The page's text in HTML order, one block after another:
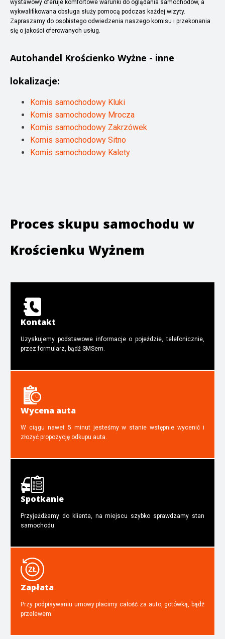
wystawowy oferuje komfortowe warunki do oglądania samochodów, a
wykwalifikowana obsługa służy pomocą podczas każdej wizyty.
Zapraszamy do osobistego odwiedzenia naszego komisu i przekonania
się o jakości oferowanych usług.
Autohandel Krościenko Wyżne - inne
lokalizacje:
Komis samochodowy Kluki
Komis samochodowy Mrocza
Komis samochodowy Zakrzówek
Komis samochodowy Sitno
Komis samochodowy Kalety
Proces skupu samochodu w
Krościenku Wyżnem
Kontakt
Uzyskujemy podstawowe informacje o pojeździe, telefonicznie,
przez formularz, bądź SMSem.
Wycena auta
W ciągu nawet 5 minut jesteśmy w stanie wstępnie wycenić i
złozyć propozycję odkupu auta.
Spotkanie
Przyjeżdżamy do klienta, na miejscu szybko sprawdzamy stan
samochodu.
Zapłata
Przy podpisywaniu umowy płacimy całość za auto, gotówką, bądź
przelewem.